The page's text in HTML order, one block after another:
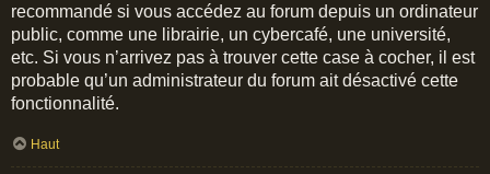
recommandé si vous accédez au forum depuis un ordinateur
public, comme une librairie, un cybercafé, une université,
etc. Si vous n’arrivez pas à trouver cette case à cocher, il est
probable qu’un administrateur du forum ait désactivé cette
fonctionnalité.
Haut